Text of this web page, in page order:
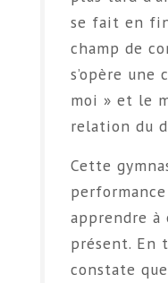
se fait en
champ de
s’opère
moi » et le
relation du
Cette
apprendre
présent. En
constate